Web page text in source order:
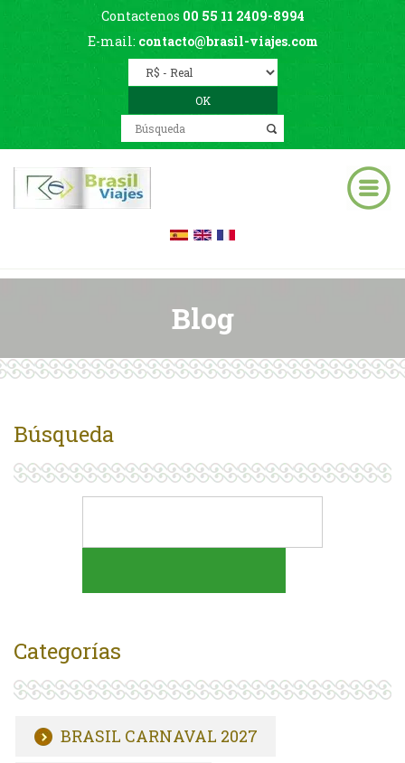
Contactenos 00 55 11 2409-8994
E-mail: contacto@brasil-viajes.com
Blog
Búsqueda
Categorías
BRASIL CARNAVAL 2027